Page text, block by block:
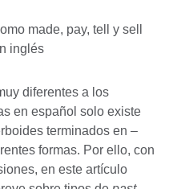
diferentes a los
en español solo existe
terminados en –
formas. Por ello, con
en este artículo